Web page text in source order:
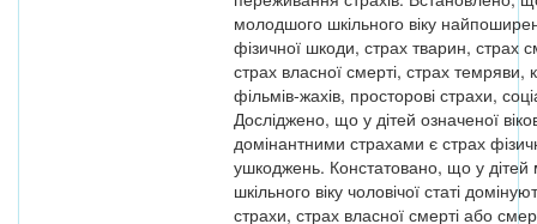
молодшого шкільного віку
фізичної шкоди, страх тварин, страх
страх власної смерті, страх темряви,
фільмів-жахів, просторові страхи,
Досліджено, що у дітей означеної
домінантними страхами є страх
ушкоджень. Констатовано, що у
шкільного віку чоловічої статі
страхи, страх власної смерті або